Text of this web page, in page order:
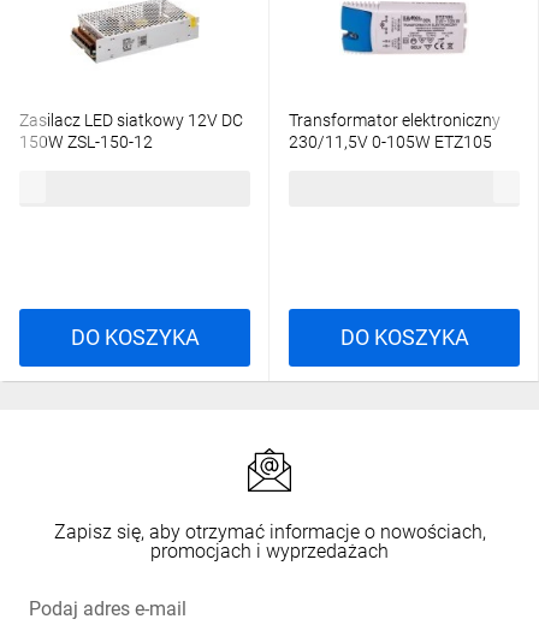
Zasilacz LED siatkowy 12V DC
150W ZSL-150-12
DO KOSZYKA
Transformator elektroniczny
230/11,5V 0-105W ETZ105
DO KOSZYKA
Zapisz się, aby otrzymać informacje o nowościach,
promocjach i wyprzedażach
Podaj adres e-mail